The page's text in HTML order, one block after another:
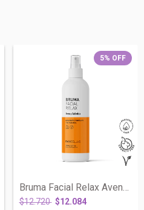
5% OFF
$12.720 $12.084